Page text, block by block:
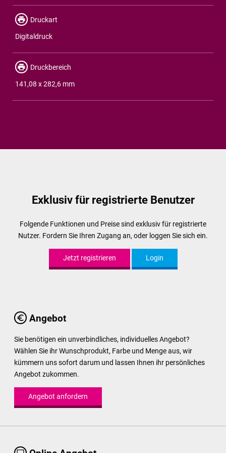
Druckart
Digitaldruck
Druckbereich
141,08 x 282,6 mm
Exklusiv für registrierte Benutzer
Folgende Funktionen und Preise sind exklusiv für registrierte
Nutzer. Fordern Sie Ihren Zugang an, oder loggen Sie sich ein.
Jetzt registrieren Login
Angebot
Sie benötigen ein unverbindliches, individuelles Angebot?
Wählen Sie ihr Wunschprodukt, Farbe und Menge aus, wir
kümmern uns sofort darum und lassen Ihnen ihr persönliches
Angebot zukommen.
Angebot anfordern